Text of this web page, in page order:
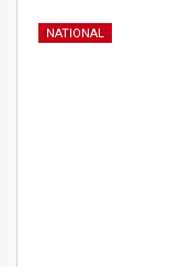
NATIONAL